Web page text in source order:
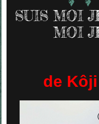
SUIS MOI
MOI
de